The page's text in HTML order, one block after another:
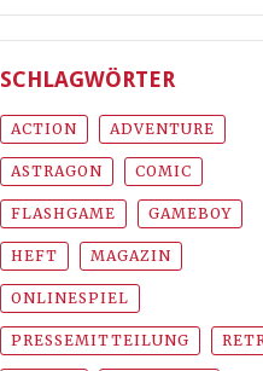
SCHLAGWÖRTER
ACTION ADVENTURE
ASTRAGON COMIC
FLASHGAME GAMEBOY
HEFT MAGAZIN
ONLINESPIEL
PRESSEMITTEILUNG